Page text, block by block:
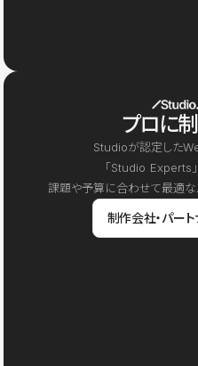
プロに
Studioが認定した
「Studio Experts
課題や予算に合わせて最適な
制作会社・パー